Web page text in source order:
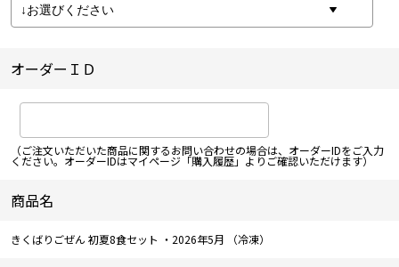
オーダーＩＤ
（ご注文いただいた商品に関するお問い合わせの場合は、オーダーIDをご入力
ください。オーダーIDはマイページ「購入履歴」よりご確認いただけます）
商品名
きくばりごぜん 初夏8食セット ・2026年5月 （冷凍）